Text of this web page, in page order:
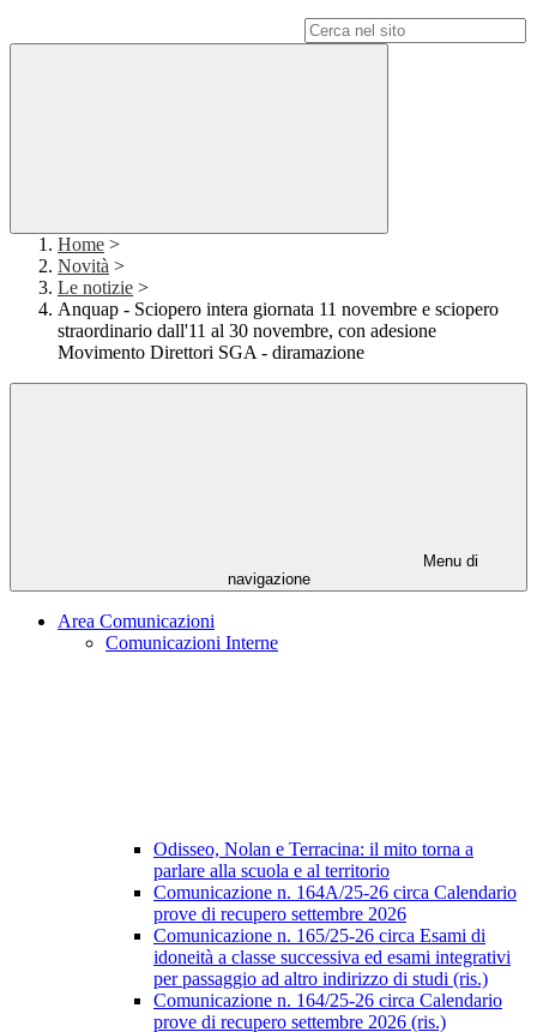
Home >
Novità >
Le notizie >
Anquap - Sciopero intera giornata 11 novembre e sciopero
straordinario dall'11 al 30 novembre, con adesione
Movimento Direttori SGA - diramazione
Menu di
navigazione
Area Comunicazioni
Comunicazioni Interne
Odisseo, Nolan e Terracina: il mito torna a
parlare alla scuola e al territorio
Comunicazione n. 164A/25-26 circa Calendario
prove di recupero settembre 2026
Comunicazione n. 165/25-26 circa Esami di
idoneità a classe successiva ed esami integrativi
per passaggio ad altro indirizzo di studi (ris.)
Comunicazione n. 164/25-26 circa Calendario
prove di recupero settembre 2026 (ris.)